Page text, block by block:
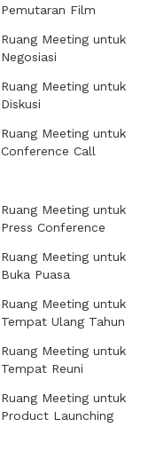
Pemutaran Film
Ruang Meeting untuk
Negosiasi
Ruang Meeting untuk
Diskusi
Ruang Meeting untuk
Conference Call
Ruang Meeting untuk
Press Conference
Ruang Meeting untuk
Buka Puasa
Ruang Meeting untuk
Tempat Ulang Tahun
Ruang Meeting untuk
Tempat Reuni
Ruang Meeting untuk
Product Launching